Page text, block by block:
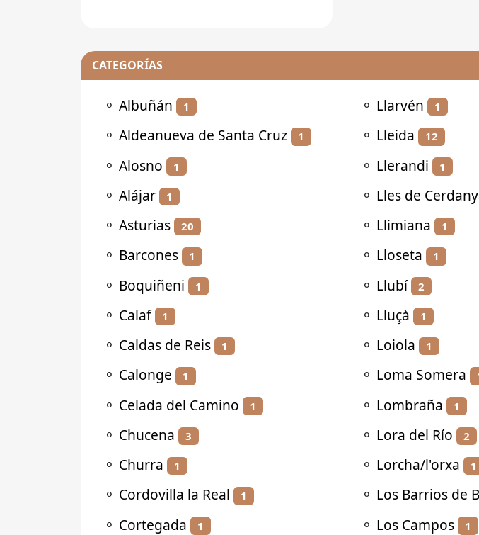
CATEGORÍAS
⚬ Albuñán 1
⚬ Aldeanueva de Santa Cruz 1
⚬ Alosno 1
⚬ Alájar 1
⚬ Asturias 20
⚬ Barcones 1
⚬ Boquiñeni 1
⚬ Calaf 1
⚬ Caldas de Reis 1
⚬ Calonge 1
⚬ Celada del Camino 1
⚬ Chucena 3
⚬ Churra 1
⚬ Cordovilla la Real 1
⚬ Cortegada 1
⚬ Llarvén 1
⚬ Lleida 12
⚬ Llerandi 1
⚬ Lles de
⚬ Llimiana 1
⚬ Lloseta 1
⚬ Llubí 2
⚬ Lluçà 1
⚬ Loiola 1
⚬ Loma Somera
⚬ Lombraña 1
⚬ Lora del Río 2
⚬ Lorcha/l'orxa 1
⚬ Los Barrios de
⚬ Los Campos 1